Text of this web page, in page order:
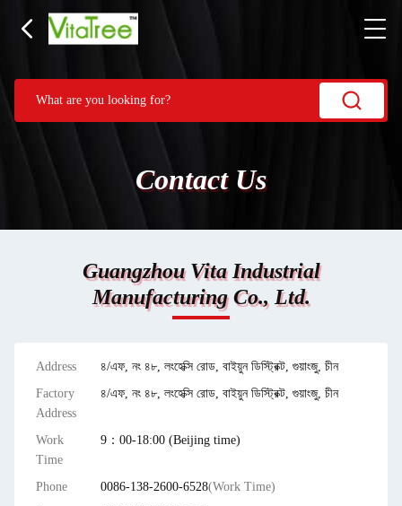
Contact Us
Guangzhou Vita Industrial
Manufacturing Co., Ltd.
Address
৪/এফ, নং ৪৮, লংহেক্সি রোড, বাইয়ুন ডিস্ট্রিক্ট, গুয়াংজু, চীন
Factory
Address
৪/এফ, নং ৪৮, লংহেক্সি রোড, বাইয়ুন ডিস্ট্রিক্ট, গুয়াংজু, চীন
Work
Time
9：00-18:00 (Beijing time)
Phone 0086-138-2600-6528(Work Time)